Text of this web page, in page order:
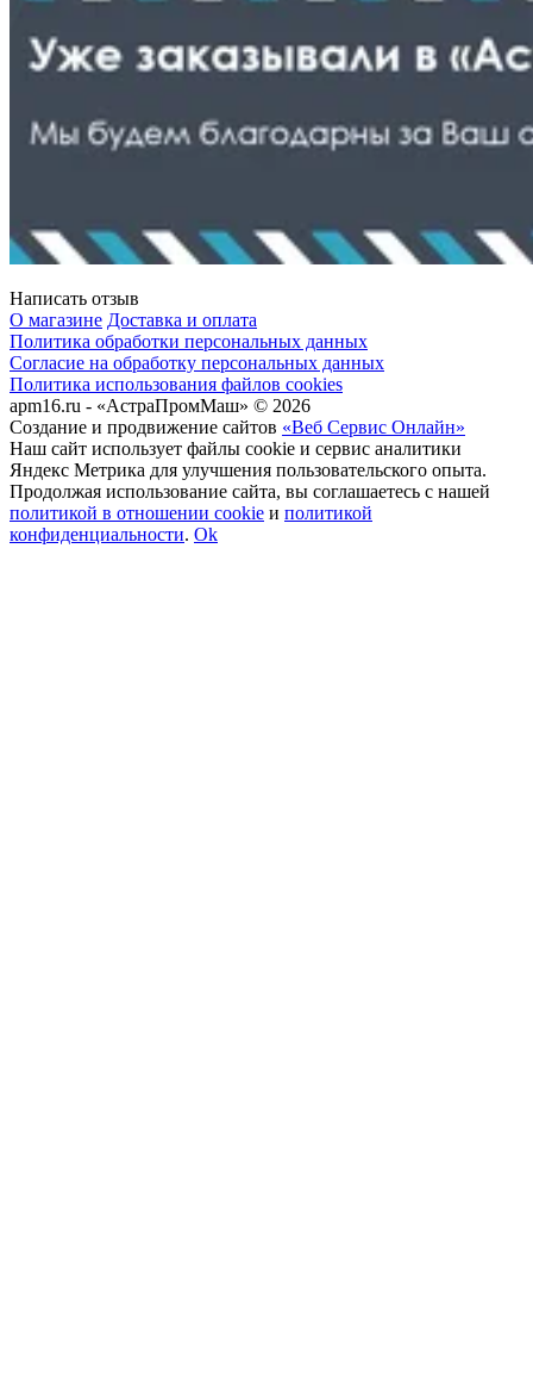
Написать отзыв
О магазине Доставка и оплата
Политика обработки персональных данных
Согласие на обработку персональных данных
Политика использования файлов cookies
apm16.ru - «АстраПромМаш» © 2026
Создание и продвижение сайтов «Веб Сервис Онлайн»
Наш сайт использует файлы cookie и сервис аналитики
Яндекс Метрика для улучшения пользовательского опыта.
Продолжая использование сайта, вы соглашаетесь с нашей
политикой в отношении cookie и политикой
конфиденциальности. Ok